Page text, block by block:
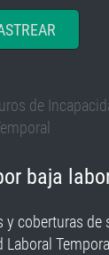
baja
y coberturas de
Laboral Temporal